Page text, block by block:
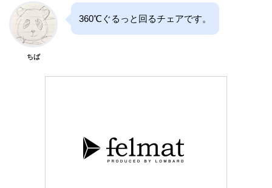
ちば
360℃ぐるっと回るチェアです。